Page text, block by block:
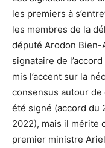
les premiers à
les membres de la
député Arodon Bien-
signataire de
mis l’accent sur la
consensus autour de
été signé (accord du
2022), mais il mérite
premier ministre